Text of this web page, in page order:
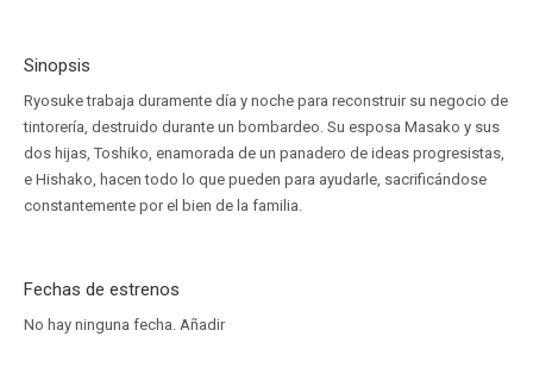
Sinopsis
Ryosuke trabaja duramente día y noche para reconstruir su negocio de
tintorería, destruido durante un bombardeo. Su esposa Masako y sus
dos hijas, Toshiko, enamorada de un panadero de ideas progresistas,
e Hishako, hacen todo lo que pueden para ayudarle, sacrificándose
constantemente por el bien de la familia.
Fechas de estrenos
No hay ninguna fecha. Añadir